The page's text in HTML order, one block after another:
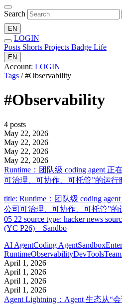
Search
EN
LOGIN
Posts Shorts Projects Badge Life
EN
Account: LOGIN
Tags / #Observability
#Observability
4 posts
May 22, 2026
May 22, 2026
May 22, 2026
May 22, 2026
Runtime：团队级 coding agent 正
可治理、可协作、可托管”的运行
title: Runtime：团队级 coding
公司可治理、可协作、可托管”的
05 22 source type: hacker news
(YC P26) – Sandbo
AI AgentCoding AgentSandbox
RuntimeObservabilityDevTools
April 1, 2026
April 1, 2026
April 1, 2026
April 1, 2026
Agent Lightning：Agent 生态从“